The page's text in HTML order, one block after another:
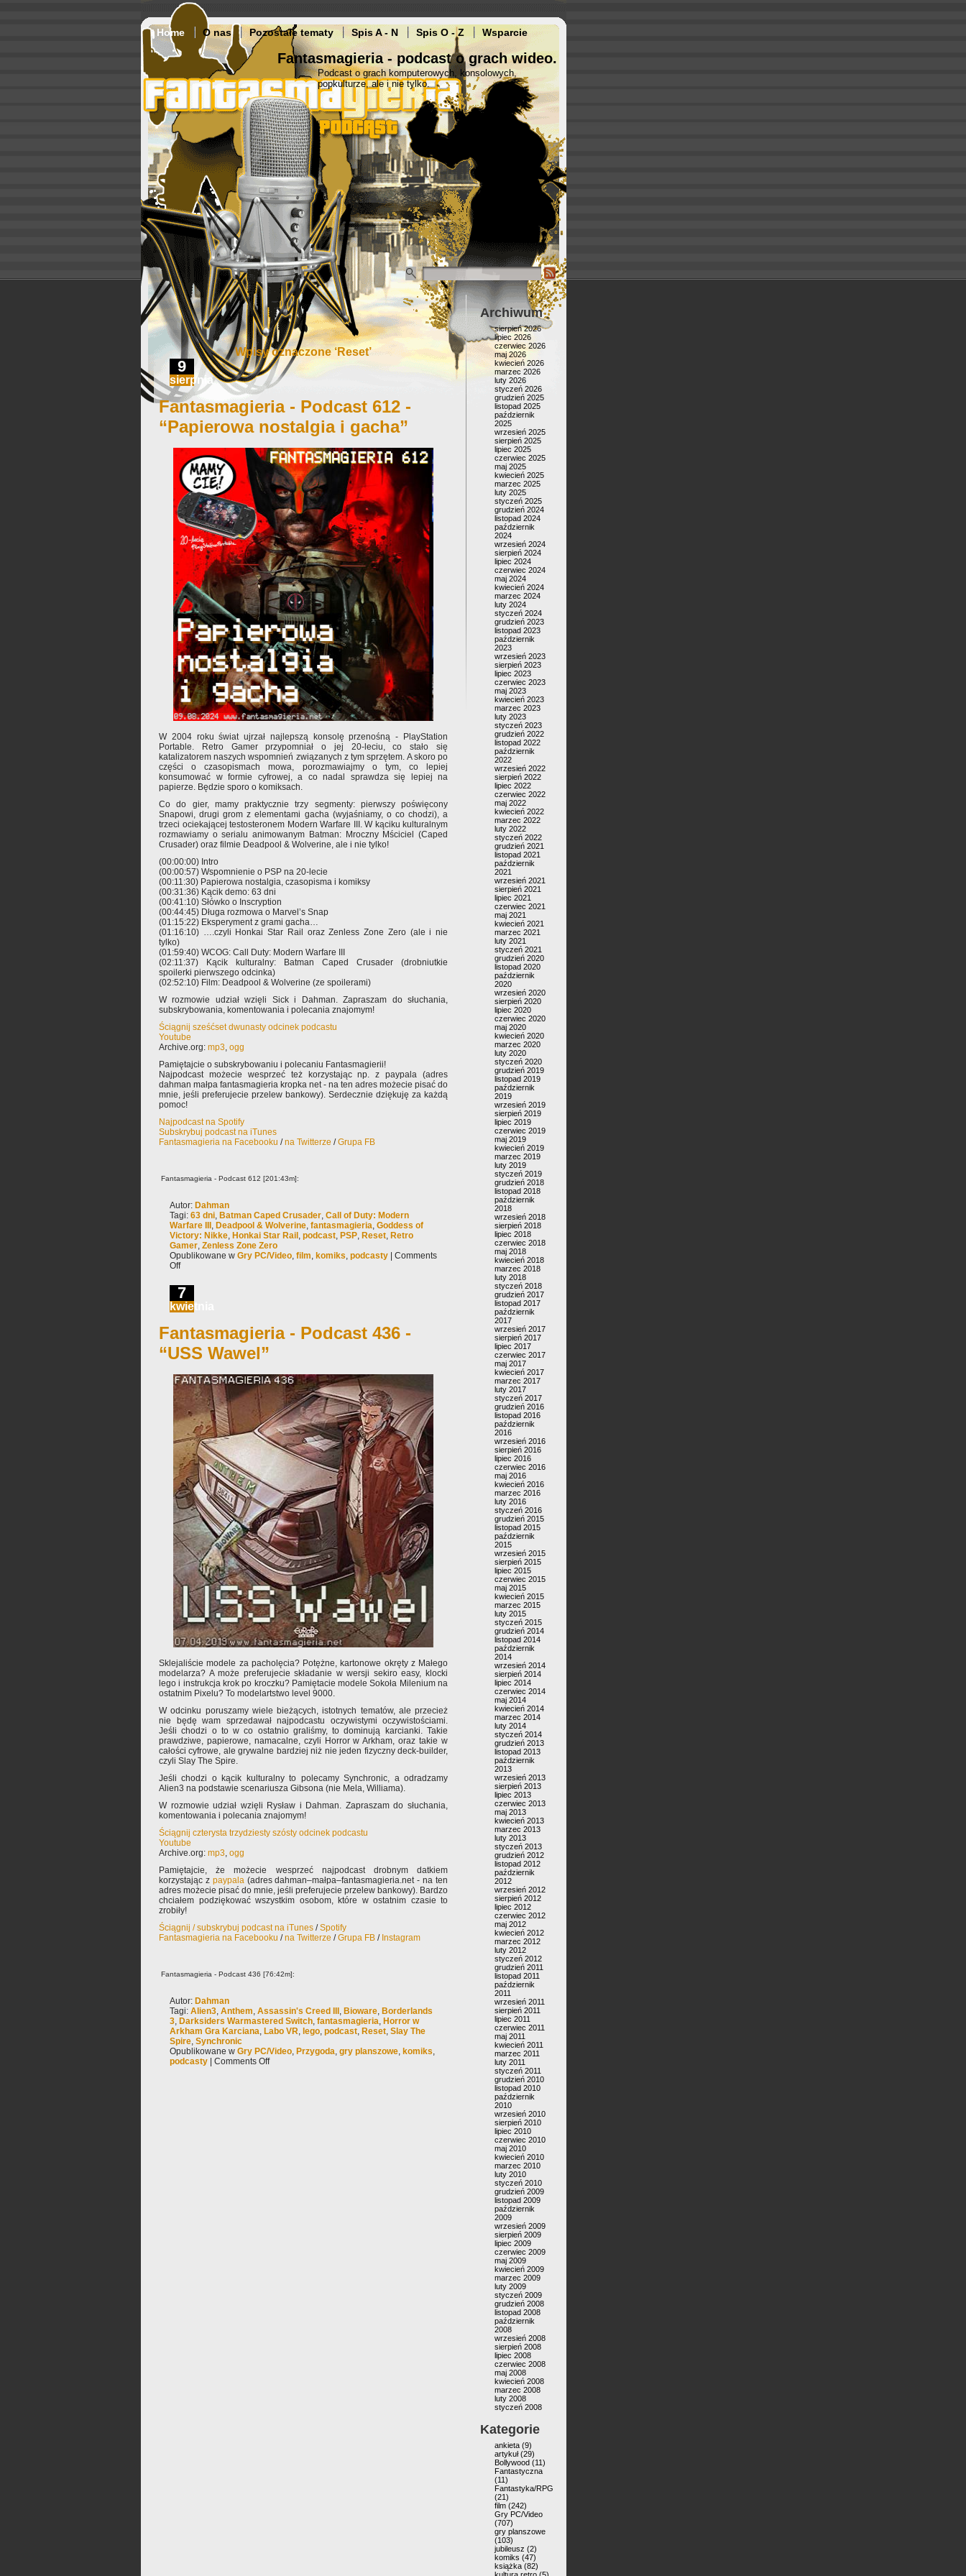
Home O nas Pozostałe tematy Spis A - N Spis O - Z Wsparcie
Fantasmagieria - podcast o grach wideo.
Podcast o grach komputerowych, konsolowych,
popkulturze, ale i nie tylko.
Wpisy oznaczone ‘Reset’
9
sierpnia
Fantasmagieria - Podcast 612 -
“Papierowa nostalgia i gacha”
W 2004 roku świat ujrzał najlepszą konsolę przenośną - PlayStation
Portable. Retro Gamer przypomniał o jej 20-leciu, co stało się
katalizatorem naszych wspomnień związanych z tym sprzętem. A skoro po
części o czasopismach mowa, porozmawiajmy o tym, co lepiej
konsumować w formie cyfrowej, a co nadal sprawdza się lepiej na
papierze. Będzie sporo o komiksach.
Co do gier, mamy praktycznie trzy segmenty: pierwszy poświęcony
Snapowi, drugi grom z elementami gacha (wyjaśniamy, o co chodzi), a
trzeci ociekającej testosteronem Modern Warfare III. W kąciku kulturalnym
rozmawiamy o serialu animowanym Batman: Mroczny Mściciel (Caped
Crusader) oraz filmie Deadpool & Wolverine, ale i nie tylko!
(00:00:00) Intro
(00:00:57) Wspomnienie o PSP na 20-lecie
(00:11:30) Papierowa nostalgia, czasopisma i komiksy
(00:31:36) Kącik demo: 63 dni
(00:41:10) Słówko o Inscryption
(00:44:45) Długa rozmowa o Marvel’s Snap
(01:15:22) Eksperyment z grami gacha…
(01:16:10) ….czyli Honkai Star Rail oraz Zenless Zone Zero (ale i nie
tylko)
(01:59:40) WCOG: Call Duty: Modern Warfare III
(02:11:37) Kącik kulturalny: Batman Caped Crusader (drobniutkie
spoilerki pierwszego odcinka)
(02:52:10) Film: Deadpool & Wolverine (ze spoilerami)
W rozmowie udział wzięli Sick i Dahman. Zapraszam do słuchania,
subskrybowania, komentowania i polecania znajomym!
Ściągnij sześćset dwunasty odcinek podcastu
Youtube
Archive.org: mp3, ogg
Pamiętajcie o subskrybowaniu i polecaniu Fantasmagierii!
Najpodcast możecie wesprzeć też korzystając np. z paypala (adres
dahman małpa fantasmagieria kropka net - na ten adres możecie pisać do
mnie, jeśli preferujecie przelew bankowy). Serdecznie dziękuję za każdą
pomoc!
Najpodcast na Spotify
Subskrybuj podcast na iTunes
Fantasmagieria na Facebooku /na Twitterze /Grupa FB
Fantasmagieria - Podcast 612 [201:43m]:
Autor: Dahman
Tagi: 63 dni, Batman Caped Crusader, Call of Duty: Modern
Warfare III , Deadpool & Wolverine, fantasmagieria, Goddess of
Victory: Nikke, Honkai Star Rail , podcast, PSP, Reset, Retro
Gamer, Zenless Zone Zero
Opublikowane w Gry PC/Video, film, komiks, podcasty
Comments
Off
7
kwietnia
Fantasmagieria - Podcast 436 -
“USS Wawel”
Sklejaliście modele za pacholęcia? Potężne, kartonowe okręty z Małego
modelarza? A może preferujecie składanie w wersji sekiro easy, klocki
lego i instrukcja krok po kroczku? Pamiętacie modele Sokoła Milenium na
ostatnim Pixelu? To modelartstwo level 9000.
W odcinku poruszamy wiele bieżących, istotnych tematów, ale przecież
nie będę wam sprzedawał najpodcastu oczywistymi oczywistościami.
Jeśli chodzi o to w co ostatnio graliśmy, to dominują karcianki. Takie
prawdziwe, papierowe, namacalne, czyli Horror w Arkham, oraz takie w
całości cyfrowe, ale grywalne bardziej niż nie jeden fizyczny deck-builder,
czyli Slay The Spire.
Jeśli chodzi o kącik kulturalny to polecamy Synchronic, a odradzamy
Alien3 na podstawie scenariusza Gibsona (nie Mela, Williama).
W rozmowie udział wzięli Rysław i Dahman. Zapraszam do słuchania,
komentowania i polecania znajomym!
Ściągnij czterysta trzydziesty szósty odcinek podcastu
Youtube
Archive.org: mp3, ogg
Pamiętajcie, że możecie wesprzeć najpodcast drobnym datkiem
korzystając z paypala(adres dahman–małpa–fantasmagieria.net - na ten
adres możecie pisać do mnie, jeśli preferujecie przelew bankowy). Bardzo
chciałem podziękować wszystkim osobom, które w ostatnim czasie to
zrobiły!
Ściągnij / subskrybuj podcast na iTunes /Spotify
Fantasmagieria na Facebooku /na Twitterze /Grupa FB / Instagram
Fantasmagieria - Podcast 436 [76:42m]:
Autor: Dahman
Tagi: Alien3, Anthem, Assassin's Creed III , Bioware, Borderlands
3, Darksiders Warmastered Switch, fantasmagieria, Horror w
Arkham Gra Karciana, Labo VR, lego, podcast, Reset, Slay The
Spire, Synchronic
Opublikowane w Gry PC/Video, Przygoda, gry planszowe, komiks,
podcasty
Comments Off
Archiwum
sierpień 2026
lipiec 2026
czerwiec 2026
maj 2026
kwiecień 2026
marzec 2026
luty 2026
styczeń 2026
grudzień 2025
listopad 2025
październik
2025
wrzesień 2025
sierpień 2025
lipiec 2025
czerwiec 2025
maj 2025
kwiecień 2025
marzec 2025
luty 2025
styczeń 2025
grudzień 2024
listopad 2024
październik
2024
wrzesień 2024
sierpień 2024
lipiec 2024
czerwiec 2024
maj 2024
kwiecień 2024
marzec 2024
luty 2024
styczeń 2024
grudzień 2023
listopad 2023
październik
2023
wrzesień 2023
sierpień 2023
lipiec 2023
czerwiec 2023
maj 2023
kwiecień 2023
marzec 2023
luty 2023
styczeń 2023
grudzień 2022
listopad 2022
październik
2022
wrzesień 2022
sierpień 2022
lipiec 2022
czerwiec 2022
maj 2022
kwiecień 2022
marzec 2022
luty 2022
styczeń 2022
grudzień 2021
listopad 2021
październik
2021
wrzesień 2021
sierpień 2021
lipiec 2021
czerwiec 2021
maj 2021
kwiecień 2021
marzec 2021
luty 2021
styczeń 2021
grudzień 2020
listopad 2020
październik
2020
wrzesień 2020
sierpień 2020
lipiec 2020
czerwiec 2020
maj 2020
kwiecień 2020
marzec 2020
luty 2020
styczeń 2020
grudzień 2019
listopad 2019
październik
2019
wrzesień 2019
sierpień 2019
lipiec 2019
czerwiec 2019
maj 2019
kwiecień 2019
marzec 2019
luty 2019
styczeń 2019
grudzień 2018
listopad 2018
październik
2018
wrzesień 2018
sierpień 2018
lipiec 2018
czerwiec 2018
maj 2018
kwiecień 2018
marzec 2018
luty 2018
styczeń 2018
grudzień 2017
listopad 2017
październik
2017
wrzesień 2017
sierpień 2017
lipiec 2017
czerwiec 2017
maj 2017
kwiecień 2017
marzec 2017
luty 2017
styczeń 2017
grudzień 2016
listopad 2016
październik
2016
wrzesień 2016
sierpień 2016
lipiec 2016
czerwiec 2016
maj 2016
kwiecień 2016
marzec 2016
luty 2016
styczeń 2016
grudzień 2015
listopad 2015
październik
2015
wrzesień 2015
sierpień 2015
lipiec 2015
czerwiec 2015
maj 2015
kwiecień 2015
marzec 2015
luty 2015
styczeń 2015
grudzień 2014
listopad 2014
październik
2014
wrzesień 2014
sierpień 2014
lipiec 2014
czerwiec 2014
maj 2014
kwiecień 2014
marzec 2014
luty 2014
styczeń 2014
grudzień 2013
listopad 2013
październik
2013
wrzesień 2013
sierpień 2013
lipiec 2013
czerwiec 2013
maj 2013
kwiecień 2013
marzec 2013
luty 2013
styczeń 2013
grudzień 2012
listopad 2012
październik
2012
wrzesień 2012
sierpień 2012
lipiec 2012
czerwiec 2012
maj 2012
kwiecień 2012
marzec 2012
luty 2012
styczeń 2012
grudzień 2011
listopad 2011
październik
2011
wrzesień 2011
sierpień 2011
lipiec 2011
czerwiec 2011
maj 2011
kwiecień 2011
marzec 2011
luty 2011
styczeń 2011
grudzień 2010
listopad 2010
październik
2010
wrzesień 2010
sierpień 2010
lipiec 2010
czerwiec 2010
maj 2010
kwiecień 2010
marzec 2010
luty 2010
styczeń 2010
grudzień 2009
listopad 2009
październik
2009
wrzesień 2009
sierpień 2009
lipiec 2009
czerwiec 2009
maj 2009
kwiecień 2009
marzec 2009
luty 2009
styczeń 2009
grudzień 2008
listopad 2008
październik
2008
wrzesień 2008
sierpień 2008
lipiec 2008
czerwiec 2008
maj 2008
kwiecień 2008
marzec 2008
luty 2008
styczeń 2008
Kategorie
ankieta (9)
artykuł(29)
Bollywood (11)
Fantastyczna
(11)
Fantastyka/RPG
(21)
film (242)
Gry PC/Video
(707)
gry planszowe
(103)
jubileusz (2)
komiks (47)
książka (82)